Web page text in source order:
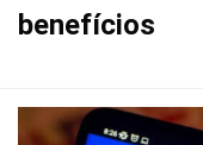
benefícios